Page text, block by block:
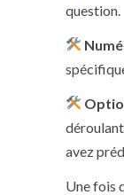
question.
avez
Une fois